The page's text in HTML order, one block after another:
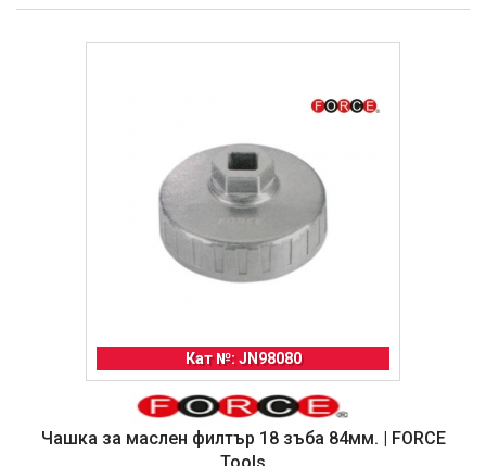
Кат №: JN98080
Чашка за маслен филтър 18 зъба 84мм. | FORCE